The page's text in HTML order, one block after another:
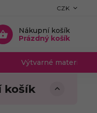
CZK
Nákupní košík
Prázdný košík
Výtvarné materiály a
košík